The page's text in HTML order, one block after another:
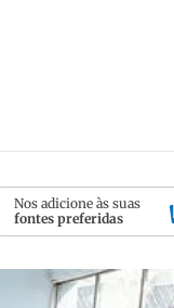
Nos adicione às suas
fontes preferidas